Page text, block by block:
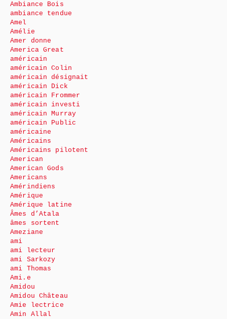
Ambiance Bois
ambiance tendue
Amel
Amélie
Amer donne
America Great
américain
américain Colin
américain désignait
américain Dick
américain Frommer
américain investi
américain Murray
américain Public
américaine
Américains
Américains pilotent
American
American Gods
Americans
Amérindiens
Amérique
Amérique latine
Âmes d’Atala
âmes sortent
Ameziane
ami
ami lecteur
ami Sarkozy
ami Thomas
Ami.e
Amidou
Amidou Château
Amie lectrice
Amin Allal